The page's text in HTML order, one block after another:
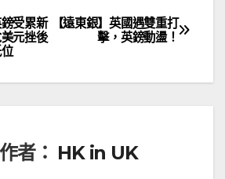
【遠東銀】英國遇雙重打
擊，英鎊動盪！
鎊受累新
元挫後
作者： HK in UK